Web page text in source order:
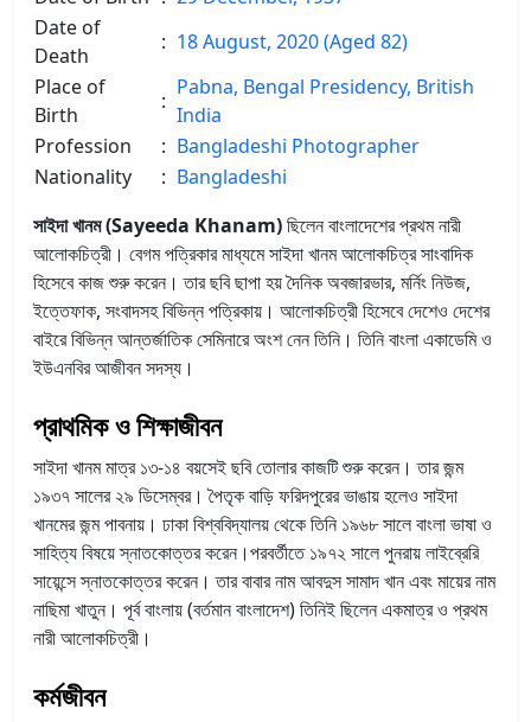
Date of
Death
: 18 August, 2020 (Aged 82)
Place of
Birth
:
Pabna, Bengal Presidency, British
India
Profession
: Bangladeshi Photographer
Nationality
: Bangladeshi
সাইদা খানম (Sayeeda Khanam)ছিলেন বাংলাদেশের প্রথম নারী
আলোকচিত্রী। বেগম পত্রিকার মাধ্যমে সাইদা খানম আলোকচিত্র সাংবাদিক
হিসেবে কাজ শুরু করেন। তার ছবি ছাপা হয় দৈনিক অবজারভার, মর্নিং নিউজ,
ইত্তেফাক, সংবাদসহ বিভিন্ন পত্রিকায়। আলোকচিত্রী হিসেবে দেশেও দেশের
বাইরে বিভিন্ন আন্তর্জাতিক সেমিনারে অংশ নেন তিনি। তিনি বাংলা একাডেমি ও
ইউএনবির আজীবন সদস্য।
প্রাথমিক ও শিক্ষাজীবন
সাইদা খানম মাত্র ১৩-১৪ বয়সেই ছবি তোলার কাজটি শুরু করেন। তার জন্ম
১৯৩৭ সালের ২৯ ডিসেম্বর। পৈতৃক বাড়ি ফরিদপুরের ভাঙায় হলেও সাইদা
খানমের জন্ম পাবনায়। ঢাকা বিশ্ববিদ্যালয় থেকে তিনি ১৯৬৮ সালে বাংলা ভাষা ও
সাহিত্য বিষয়ে স্নাতকোত্তর করেন।পরবর্তীতে ১৯৭২ সালে পুনরায় লাইব্রেরি
সায়েন্সে স্নাতকোত্তর করেন। তার বাবার নাম আবদুস সামাদ খান এবং মায়ের নাম
নাছিমা খাতুন। পূর্ব বাংলায় (বর্তমান বাংলাদেশ) তিনিই ছিলেন একমাত্র ও প্রথম
নারী আলোকচিত্রী।
কর্মজীবন